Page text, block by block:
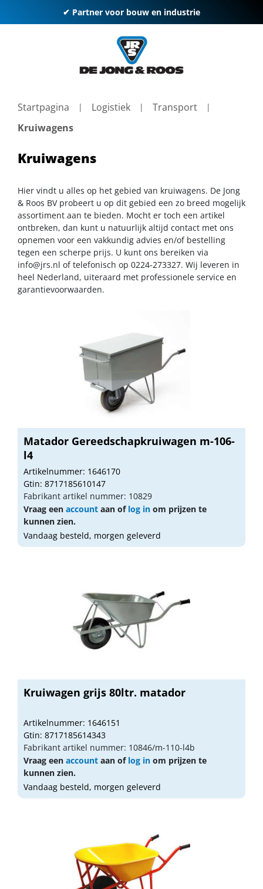
✔ Partner voor bouw en industrie
Startpagina Logistiek
Transport
Kruiwagens
Kruiwagens
Hier vindt u alles op het gebied van kruiwagens. De Jong
& Roos BV probeert u op dit gebied een zo breed mogelijk
assortiment aan te bieden. Mocht er toch een artikel
ontbreken, dan kunt u natuurlijk altijd contact met ons
opnemen voor een vakkundig advies en/of bestelling
tegen een scherpe prijs. U kunt ons bereiken via
info@jrs.nl of telefonisch op 0224-273327. Wij leveren in
heel Nederland, uiteraard met professionele service en
garantievoorwaarden.
Matador Gereedschapkruiwagen m-106-
l4
Artikelnummer: 1646170
Gtin: 8717185610147
Fabrikant artikel nummer: 10829
Vraag een account aan of log in om prijzen te
kunnen zien.
Vandaag besteld, morgen geleverd
Kruiwagen grijs 80ltr. matador
Artikelnummer: 1646151
Gtin: 8717185614343
Fabrikant artikel nummer: 10846/m-110-l4b
Vraag een account aan of log in om prijzen te
kunnen zien.
Vandaag besteld, morgen geleverd